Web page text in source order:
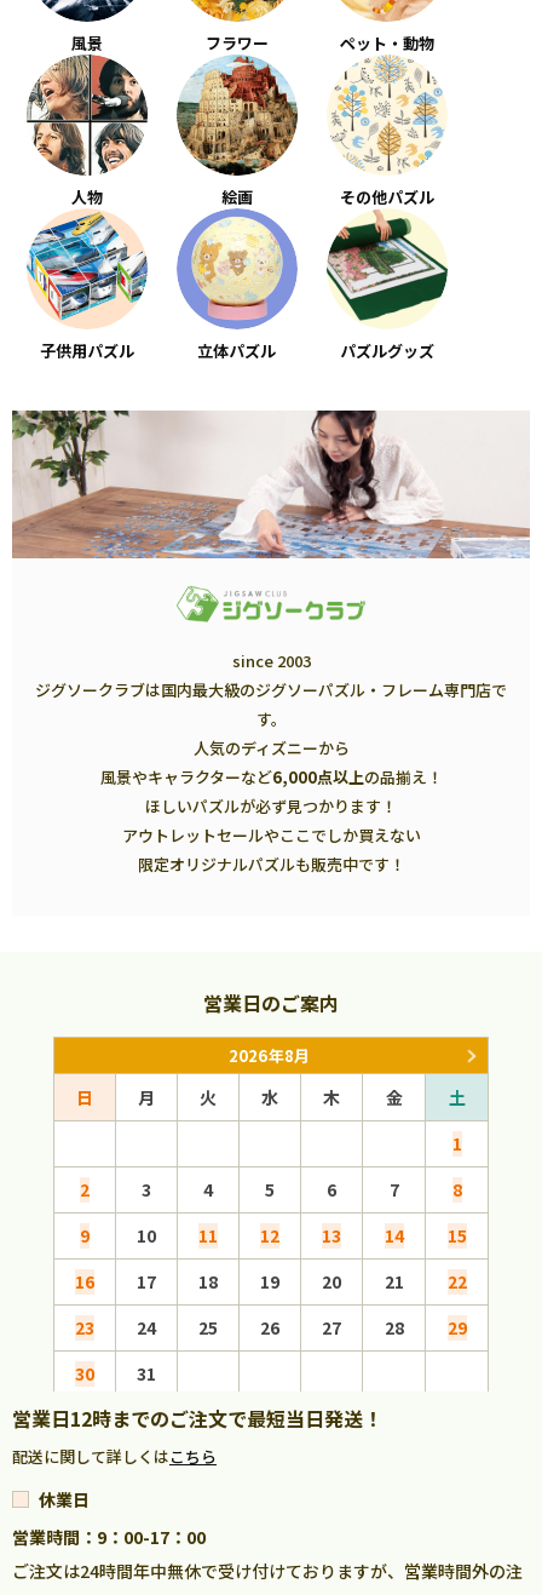
風景 フラワー ペット・動物
人物 絵画 その他パズル
子供用パズル 立体パズル パズルグッズ
since 2003
ジグソークラブは国内最大級のジグソーパズル・フレーム専門店で
す。
人気のディズニーから
風景やキャラクターなど6,000点以上の品揃え！
ほしいパズルが必ず見つかります！
アウトレットセールやここでしか買えない
限定オリジナルパズルも販売中です！
営業日のご案内
2026年8月
日 月 火 水 木 金
土
1
2
3 4 5 6 7
8
9
10 11 12 13 14
15
16
17 18 19 20 21
22
23
24 25 26 27 28
29
30
31
営業日12時までのご注文で最短当日発送！
配送に関して詳しくはこちら
休業日
営業時間：9：00-17：00
ご注文は24時間年中無休で受け付けておりますが、営業時間外の注